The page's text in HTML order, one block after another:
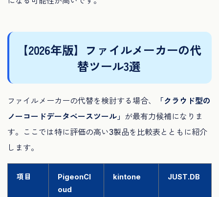
【2026年版】ファイルメーカーの代
替ツール3選
ファイルメーカーの代替を検討する場合、
「クラウド型の
ノーコードデータベースツール」 が最有力候補になりま
す。ここでは特に評価の高い3製品を比較表とともに紹介
します。
項目
PigeonCl
oud
kintone JUST.DB